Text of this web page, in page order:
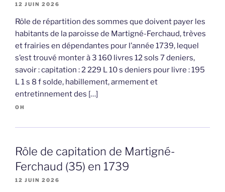
12 JUIN 2026
Rôle de répartition des sommes que doivent payer les
habitants de la paroisse de Martigné-Ferchaud, trèves
et frairies en dépendantes pour l’année 1739, lequel
s’est trouvé monter à 3 160 livres 12 sols 7 deniers,
savoir : capitation : 2 229 L 10 s deniers pour livre : 195
L 1 s 8 f solde, habillement, armement et
entretinnement des […]
OH
Rôle de capitation de Martigné-
Ferchaud (35) en 1739
12 JUIN 2026